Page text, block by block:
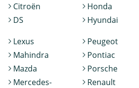
Citroën
DS
Honda
Hyundai
Lexus
Mahindra
Mazda
Mercedes-
Peugeot
Pontiac
Porsche
Renault